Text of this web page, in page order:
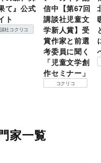
て』公式
ト
社コクリコ
信中【第67回
講談社児童文
学新人賞】受
賞作家と前選
考委員に聞く
「児童文学創
作セミナー」
コクリコ
家一覧